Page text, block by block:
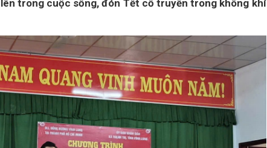
trong cuộc sống, đón Tết cổ truyền trong không khí